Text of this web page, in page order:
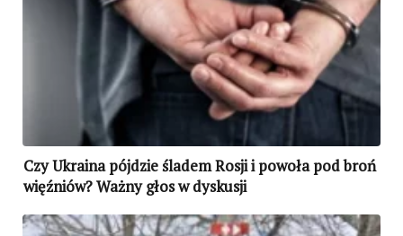
Czy Ukraina pójdzie śladem Rosji i powoła pod broń
więźniów? Ważny głos w dyskusji